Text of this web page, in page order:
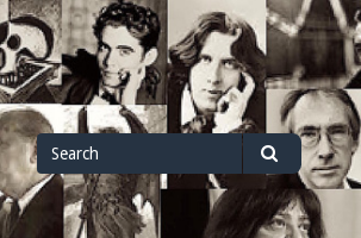
Search
for
Search